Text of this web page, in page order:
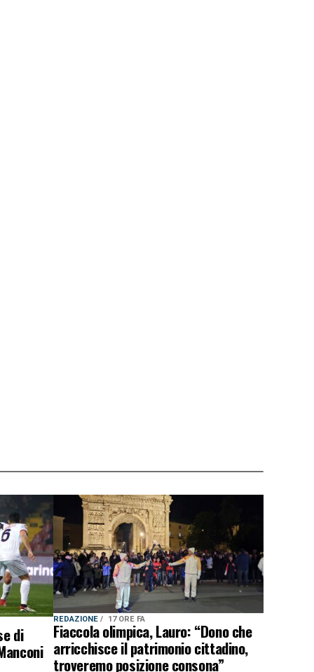
di
REDAZIONE 17 ORE FA
Fiaccola olimpica, Lauro: “Dono che
arricchisce il patrimonio cittadino,
troveremo posizione consona”